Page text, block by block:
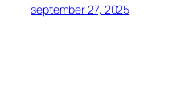
september 27, 2025